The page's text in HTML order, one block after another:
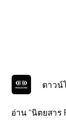
ดาวน์
อ่าน “นิตยสาร